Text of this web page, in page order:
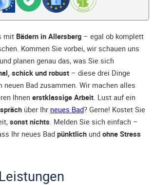
mit Bädern in Allersberg – egal ob komplett
Kommen Sie vorbei, wir schauen uns
planen genau das, was Sie sich
schick und robust – diese drei Dinge
neuen Bad zusammen. Wir machen alles
Ihnen erstklassige Arbeit. Lust auf ein
über Ihr neues Bad? Gerne! Kostet Sie
sonst nichts. Melden Sie sich einfach –
Ihr neues Bad pünktlich und ohne Stress